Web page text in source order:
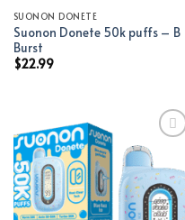
SUONON DONETE
Suonon Donete 50k puffs – B
Burst
$22.99
Add to wishlist